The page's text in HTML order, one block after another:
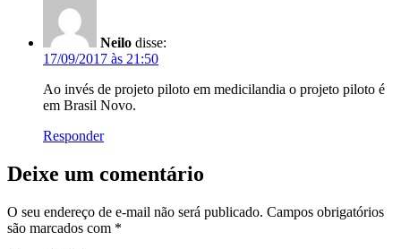
Neilo disse:
17/09/2017 às 21:50
Ao invés de projeto piloto em medicilandia o projeto piloto é
em Brasil Novo.
Responder
Deixe um comentário
O seu endereço de e-mail não será publicado. Campos obrigatórios
são marcados com *